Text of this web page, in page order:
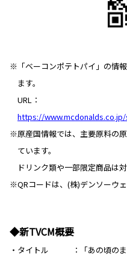
※「ベーコンポテトパイ」の情
ます。
URL：
https://
※原産国情報では、主要原料の
ています。
ドリンク類や一部限定商品は対
※QRコードは、(株)デンソーウェ
◆新TVCM概要
・タイトル
「あの頃の